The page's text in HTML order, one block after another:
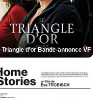
Triangle d'or Bande-annonce VF